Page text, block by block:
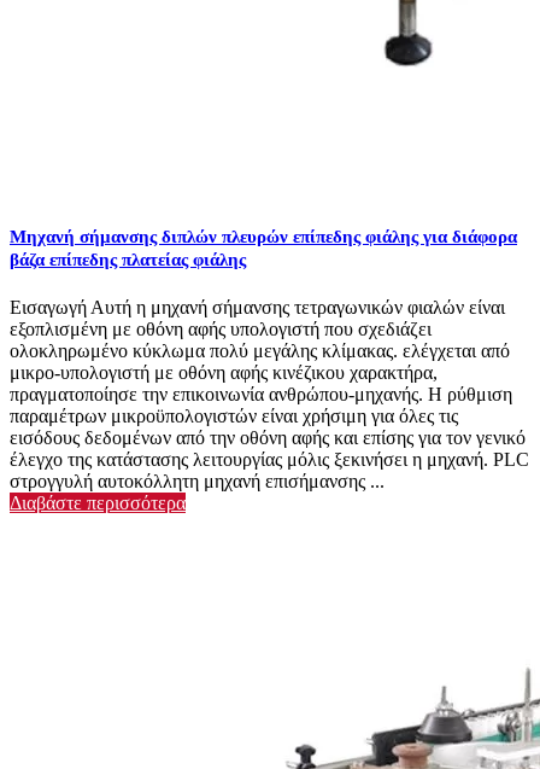
Μηχανή σήμανσης διπλών πλευρών επίπεδης φιάλης για διάφορα
βάζα επίπεδης πλατείας φιάλης
Εισαγωγή Αυτή η μηχανή σήμανσης τετραγωνικών φιαλών είναι
εξοπλισμένη με οθόνη αφής υπολογιστή που σχεδιάζει
ολοκληρωμένο κύκλωμα πολύ μεγάλης κλίμακας. ελέγχεται από
μικρο-υπολογιστή με οθόνη αφής κινέζικου χαρακτήρα,
πραγματοποίησε την επικοινωνία ανθρώπου-μηχανής. Η ρύθμιση
παραμέτρων μικροϋπολογιστών είναι χρήσιμη για όλες τις
εισόδους δεδομένων από την οθόνη αφής και επίσης για τον γενικό
έλεγχο της κατάστασης λειτουργίας μόλις ξεκινήσει η μηχανή. PLC
στρογγυλή αυτοκόλλητη μηχανή επισήμανσης ...
Διαβάστε περισσότερα